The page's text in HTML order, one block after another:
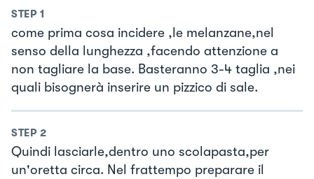
STEP 1
come prima cosa incidere ,le melanzane,nel
senso della lunghezza ,facendo attenzione a
non tagliare la base. Basteranno 3-4 taglia ,nei
quali bisognerà inserire un pizzico di sale.
STEP 2
Quindi lasciarle,dentro uno scolapasta,per
un'oretta circa. Nel frattempo preparare il